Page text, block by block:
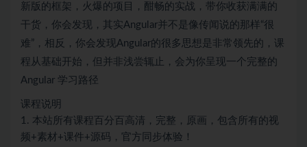
新版的框架，火爆的项目，酣畅的实战，带你收获满满的
干货，你会发现，其实Angular并不是像传闻说的那样“很
难”，相反，你会发现Angular的很多思想是非常领先的，课
程从基础开始，但并非浅尝辄止，会为你呈现一个完整的
Angular 学习路径
课程说明
1. 本站所有课程百分百高清，完整，原画，包含所有的视
频+素材+课件+源码，官方同步体验！